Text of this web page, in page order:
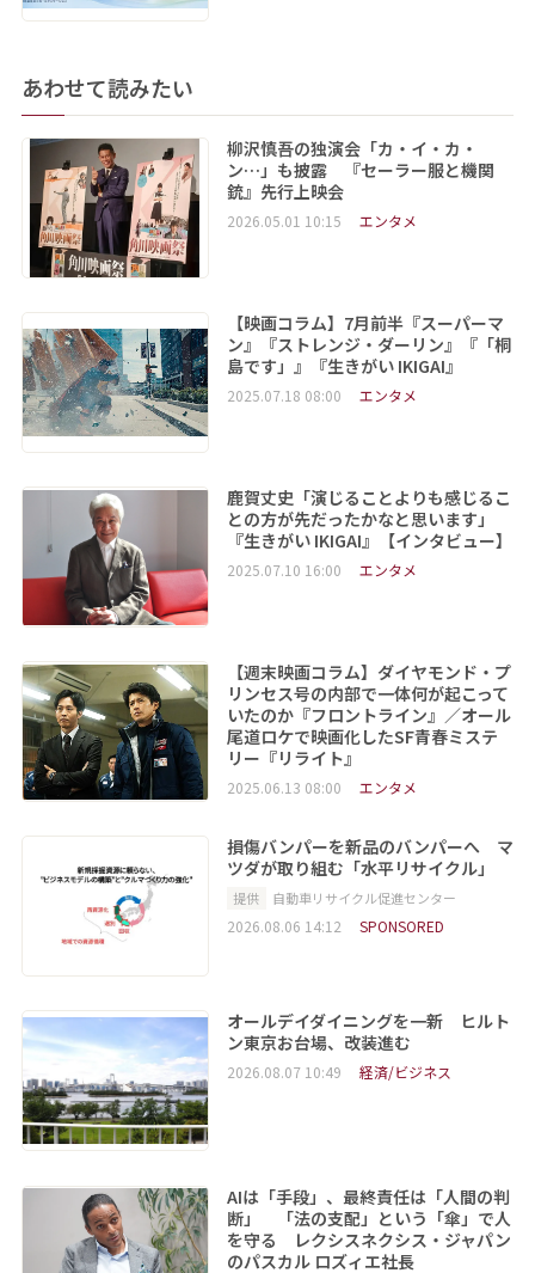
あわせて読みたい
柳沢慎吾の独演会「カ・イ・カ・
ン…」も披露 『セーラー服と機関
銃』先行上映会
2026.05.01 10:15 エンタメ
【映画コラム】7月前半『スーパーマ
ン』『ストレンジ・ダーリン』『「桐
島です」』『生きがい IKIGAI』
2025.07.18 08:00 エンタメ
鹿賀丈史「演じることよりも感じるこ
との方が先だったかなと思います」
『生きがい IKIGAI』【インタビュー】
2025.07.10 16:00 エンタメ
【週末映画コラム】ダイヤモンド・プ
リンセス号の内部で一体何が起こって
いたのか『フロントライン』／オール
尾道ロケで映画化したSF青春ミステ
リー『リライト』
2025.06.13 08:00 エンタメ
損傷バンパーを新品のバンパーへ マ
ツダが取り組む「水平リサイクル」
提供 自動車リサイクル促進センター
2026.08.06 14:12 SPONSORED
オールデイダイニングを一新 ヒルト
ン東京お台場、改装進む
2026.08.07 10:49 経済/ビジネス
AIは「手段」、最終責任は「人間の判
断」 「法の支配」という「傘」で人
を守る レクシスネクシス・ジャパン
のパスカル ロズィエ社長